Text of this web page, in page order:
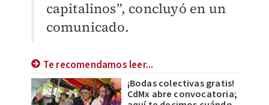
capitalinos”, concluyó en un
comunicado.
Te recomendamos leer...
¡Bodas colectivas gratis!
CdMx abre convocatoria;